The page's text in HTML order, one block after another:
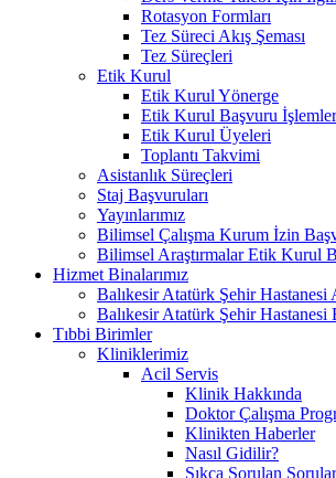
Rotasyon Formları
Tez Süreci Akış Şeması
Tez Süreçleri
Etik Kurul
Etik Kurul Yönerge
Etik Kurul Başvuru
Etik Kurul Üyeleri
Toplantı Takvimi
Asistanlık Süreçleri
Staj Başvuruları
Yayınlarımız
Bilimsel Çalışma Kurum İzin
Bilimsel Araştırmalar Etik Kurul
Hizmet Binalarımız
Balıkesir Atatürk Şehir Hastanesi
Balıkesir Atatürk Şehir Hastanesi
Tıbbi Birimler
Kliniklerimiz
Acil Servis
Klinik Hakkında
Doktor Çalışma
Klinikten Haberler
Nasıl Gidilir?
Sıkça Sorulan Sorular